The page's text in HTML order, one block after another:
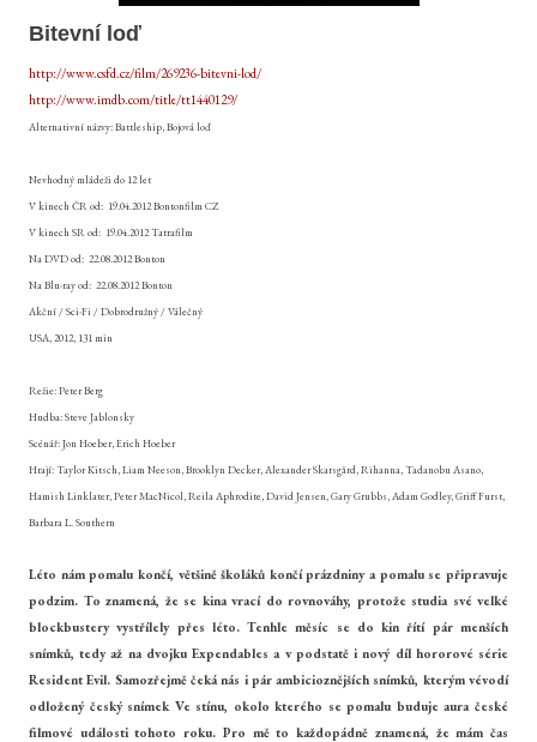
Bitevní loď
http://www.csfd.cz/film/269236-bitevni-lod/
http://www.imdb.com/title/tt1440129/
Alternativní názvy: Battleship, Bojová loď
Nevhodný mládeži do 12 let
V kinech ČR od: 19.04.2012 Bontonfilm CZ
V kinech SR od: 19.04.2012 Tatrafilm
Na DVD od: 22.08.2012 Bonton
Na Blu-ray od: 22.08.2012 Bonton
Akční / Sci-Fi / Dobrodružný / Válečný
USA, 2012, 131 min
Režie: Peter Berg
Hudba: Steve Jablonsky
Scénář: Jon Hoeber, Erich Hoeber
Hrají: Taylor Kitsch, Liam Neeson, Brooklyn Decker, Alexander Skarsgård, Rihanna, Tadanobu Asano,
Hamish Linklater, Peter MacNicol, Reila Aphrodite, David Jensen, Gary Grubbs, Adam Godley, Griff Furst,
Barbara L. Southern
Léto nám pomalu končí, většině školáků končí prázdniny a pomalu se připravuje
podzim. To znamená, že se kina vrací do rovnováhy, protože studia své velké
blockbustery vystřílely přes léto. Tenhle měsíc se do kin řítí pár menších
snímků, tedy až na dvojku Expendables a v podstatě i nový díl hororové série
Resident Evil. Samozřejmě čeká nás i pár ambicioznějších snímků, kterým vévodí
odložený český snímek Ve stínu, okolo kterého se pomalu buduje aura české
filmové události tohoto roku. Pro mě to každopádně znamená, že mám čas